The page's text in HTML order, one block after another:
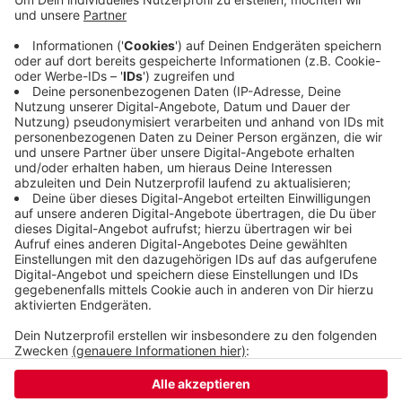
wieder den Mindestabstand ignoriert und sich
gewehrt, als die Polizei die Personalien aufnehmen
wollte. Es gab auch körperliche
Auseinandersetzungen - beide Seiten beschuldigen
sich gegenseitig, damit angefangen zu haben.
Veröffentlicht:Montag, 30.11.2020 12:06
Anzeige